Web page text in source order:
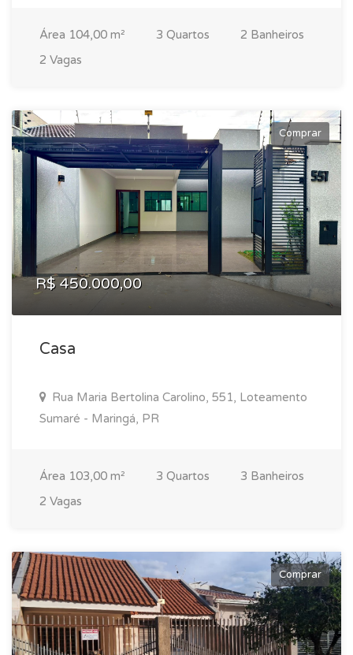
Área 104,00 m² 3 Quartos
2 Banheiros
2 Vagas
Comprar
R$ 450.000,00
Casa
Rua Maria Bertolina Carolino, 551, Loteamento
Sumaré - Maringá, PR
Área 103,00 m² 3 Quartos
3 Banheiros
2 Vagas
Comprar